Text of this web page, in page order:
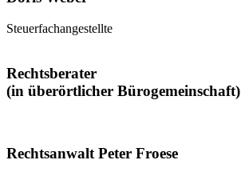
Steuerfachangestellte
Rechtsberater
(in überörtlicher Bürogemeinschaft)
Rechtsanwalt Peter Froese